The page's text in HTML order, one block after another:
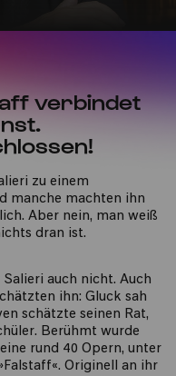
verbindet
zu einem
manche machten ihn
Aber nein, man weiß
dran ist.
auch nicht. Auch
ihn: Gluck sah
schätzte seinen Rat,
Berühmt wurde
rund 40 Opern, unter
Originell an ihr